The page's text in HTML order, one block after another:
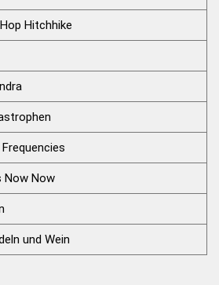
Hitchhike
Frequencies
Now Now
und Wein